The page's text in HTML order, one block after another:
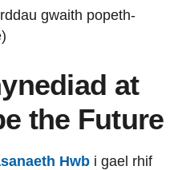
gwaith popeth-
at
the Future
Hwb i gael rhif